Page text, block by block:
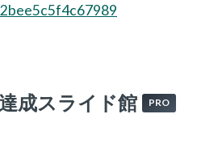
成スライド館 PRO